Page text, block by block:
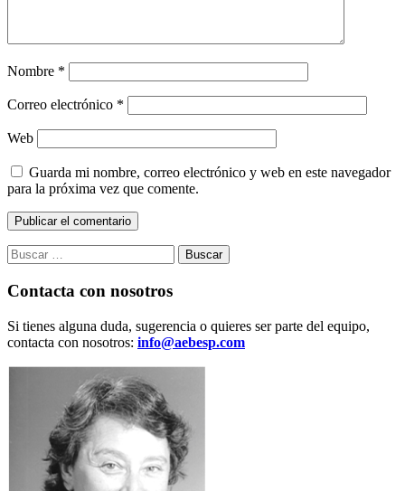
Nombre *
Correo electrónico *
Web
Guarda mi nombre, correo electrónico y web en este navegador
para la próxima vez que comente.
Buscar:
Contacta con nosotros
Si tienes alguna duda, sugerencia o quieres ser parte del equipo,
contacta con nosotros: info@aebesp.com